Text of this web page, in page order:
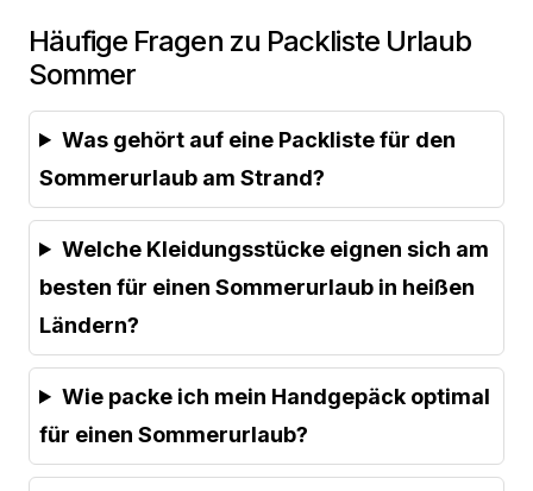
Häufige Fragen zu Packliste Urlaub
Sommer
Was gehört auf eine Packliste für den
Sommerurlaub am Strand?
Welche Kleidungsstücke eignen sich am
besten für einen Sommerurlaub in heißen
Ländern?
Wie packe ich mein Handgepäck optimal
für einen Sommerurlaub?